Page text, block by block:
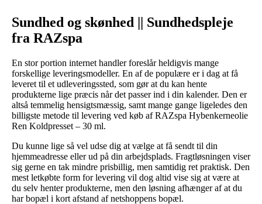
Sundhed og skønhed || Sundhedspleje
fra RAZspa
En stor portion internet handler foreslår heldigvis mange
forskellige leveringsmodeller. En af de populære er i dag at få
leveret til et udleveringssted, som gør at du kan hente
produkterne lige præcis når det passer ind i din kalender. Den er
altså temmelig hensigtsmæssig, samt mange gange ligeledes den
billigste metode til levering ved køb af RAZspa Hybenkerneolie
Ren Koldpresset – 30 ml.
Du kunne lige så vel udse dig at vælge at få sendt til din
hjemmeadresse eller ud på din arbejdsplads. Fragtløsningen viser
sig gerne en tak mindre prisbillig, men samtidig ret praktisk. Den
mest letkøbte form for levering vil dog altid vise sig at være at
du selv henter produkterne, men den løsning afhænger af at du
har bopæl i kort afstand af netshoppens bopæl.